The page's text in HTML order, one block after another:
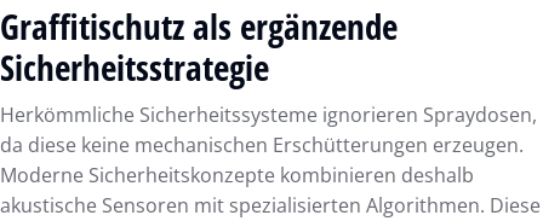
Graffitischutz als ergänzende
Sicherheitsstrategie
Herkömmliche Sicherheitssysteme ignorieren Spraydosen,
da diese keine mechanischen Erschütterungen erzeugen.
Moderne Sicherheitskonzepte kombinieren deshalb
akustische Sensoren mit spezialisierten Algorithmen. Diese